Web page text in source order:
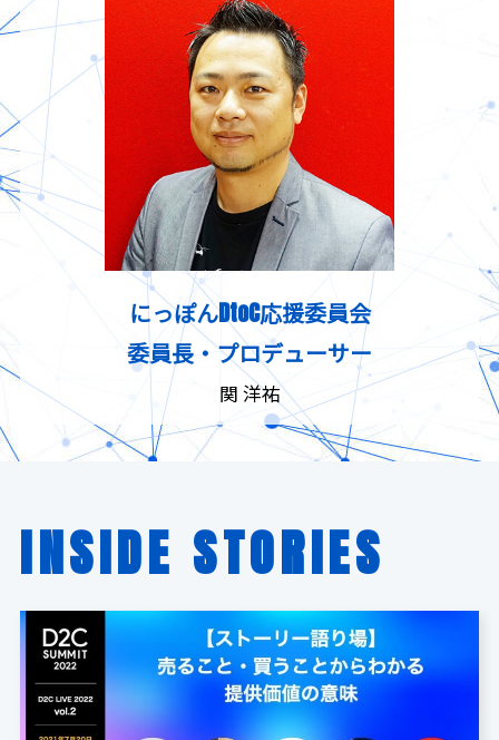
にっぽんDtoC応援委員会
委員長・プロデューサー
関 洋祐
INSIDE STORIES